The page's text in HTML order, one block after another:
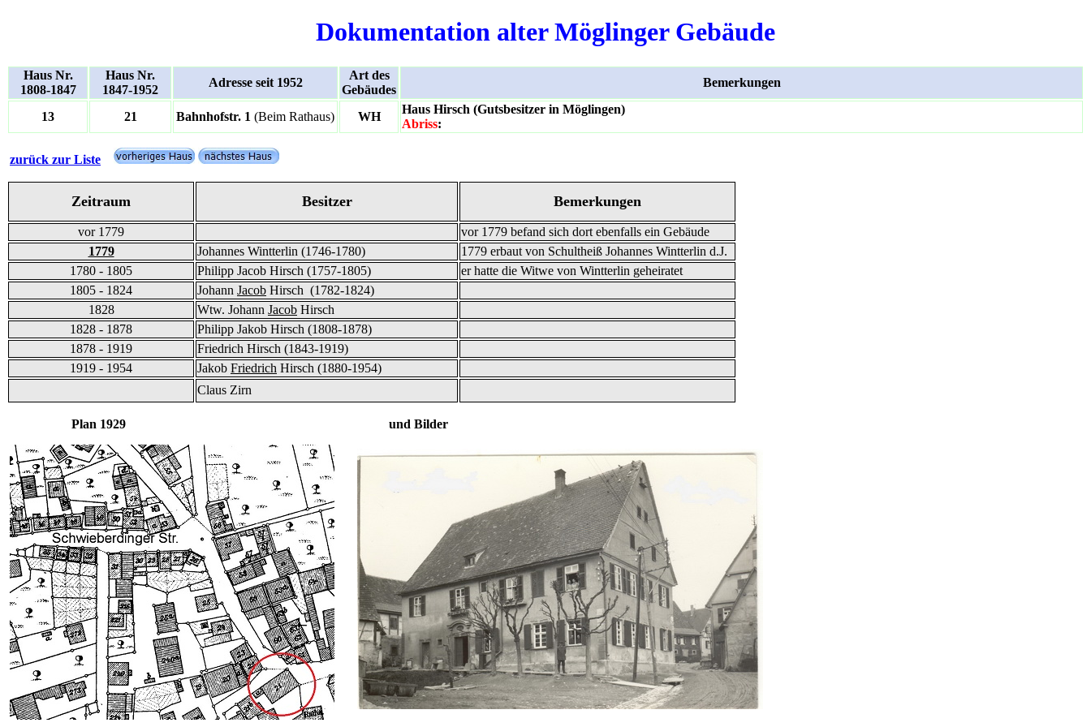
Dokumentation alter Möglinger Gebäude
Haus Nr.
1808-1847
Haus Nr.
1847-1952
Adresse seit 1952
Art des
Gebäudes
Bemerkungen
13 21 Bahnhofstr. 1 (Beim Rathaus) WH
Haus Hirsch (Gutsbesitzer in Möglingen)
Abriss:
zurück zur Liste
Zeitraum Besitzer Bemerkungen
vor 1779
vor 1779 befand sich dort ebenfalls ein Gebäude
1779
Johannes Wintterlin (1746-1780)
1779 erbaut von Schultheiß Johannes Wintterlin d.J.
1780 - 1805
Philipp Jacob Hirsch (1757-1805)
er hatte die Witwe von Wintterlin geheiratet
1805 - 1824
Johann Jacob Hirsch (1782-1824)
1828
Wtw. Johann Jacob Hirsch
1828 - 1878
Philipp Jakob Hirsch (1808-1878)
1878 - 1919
Friedrich Hirsch (1843-1919)
1919 - 1954
Jakob Friedrich Hirsch (1880-1954)
Claus Zirn
Plan 1929 und Bilder